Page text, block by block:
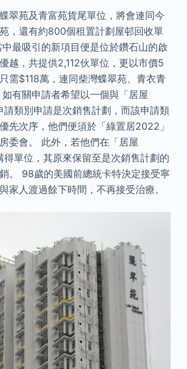
翠苑及青富苑貨尾單位，將會連同今
，還有約800個租置計劃屋邨回收單
最吸引的新項目便是位於鑽石山的啟
越，共提供2,112伙單位，更以市價5
需$118萬，連同柴灣蝶翠苑、青衣青
有關申請者希望以一個與「居屋
類別申請是次銷售計劃，而該申請類
先次序，他們便須於「綠置居2022」
委會。 此外，若他們在「居屋
單位，其原來保留至是次銷售計劃的
。 98歲的美國前總統卡特決定接受寧
家人渡過餘下時間，不再接受治療。